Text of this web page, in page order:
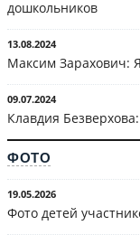
дошкольников
13.08.2024
Максим Зарахович:
09.07.2024
Клавдия
ФОТО
19.05.2026
Фото детей